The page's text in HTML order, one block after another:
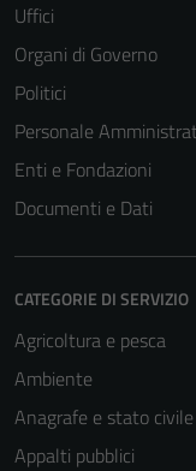
Uffici
Organi di Governo
Politici
Personale
Enti e Fondazioni
Documenti e Dati
CATEGORIE DI SERVIZIO
Agricoltura e pesca
Ambiente
Anagrafe e stato civile
Appalti pubblici